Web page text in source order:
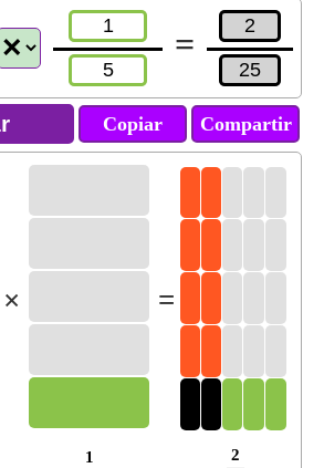
=
Copiar Compartir
×
1
=
2